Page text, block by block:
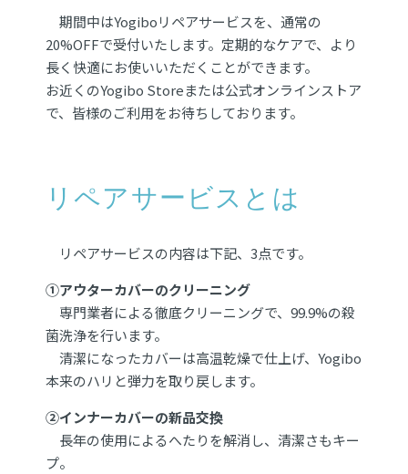
期間中はYogiboリペアサービスを、通常の
20%OFFで受付いたします。定期的なケアで、より
長く快適にお使いいただくことができます。
お近くのYogibo Storeまたは公式オンラインストア
で、皆様のご利用をお待ちしております。
リペアサービスとは
リペアサービスの内容は下記、3点です。
①アウターカバーのクリーニング
専門業者による徹底クリーニングで、99.9%の殺
菌洗浄を行います。
清潔になったカバーは高温乾燥で仕上げ、Yogibo
本来のハリと弾力を取り戻します。
②インナーカバーの新品交換
長年の使用によるへたりを解消し、清潔さもキー
プ。